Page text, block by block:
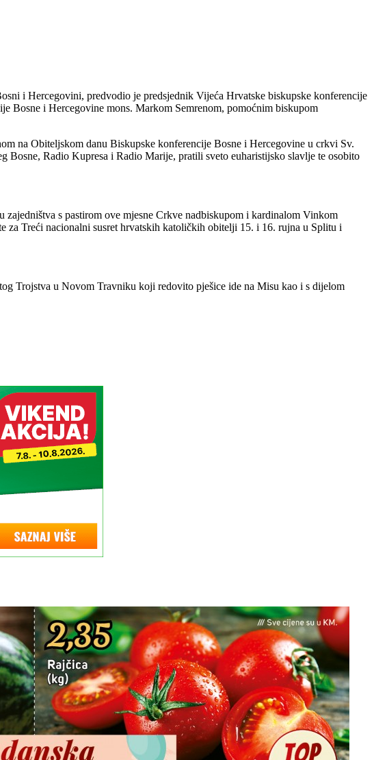
i Hercegovini, predvodio je predsjednik Vijeća Hrvatske biskupske konferencije
Bosne i Hercegovine mons. Markom Semrenom, pomoćnim biskupom
na Obiteljskom danu Biskupske konferencije Bosne i Hercegovine u crkvi Sv.
Radio Kupresa i Radio Marije, pratili sveto euharistijsko slavlje te osobito
s pastirom ove mjesne Crkve nadbiskupom i kardinalom Vinkom
Treći nacionalni susret hrvatskih katoličkih obitelji 15. i 16. rujna u Splitu i
Trojstva u Novom Travniku koji redovito pješice ide na Misu kao i s dijelom